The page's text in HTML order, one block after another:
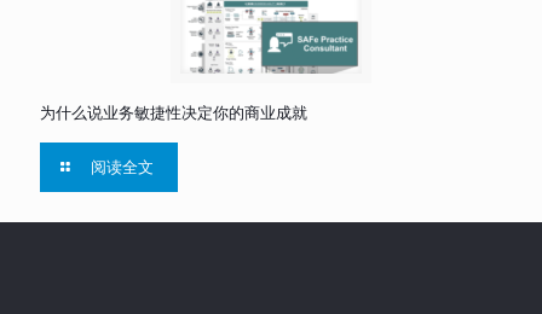
为什么说业务敏捷性决定你的商业成就
阅读全文